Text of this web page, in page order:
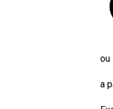
ou
a